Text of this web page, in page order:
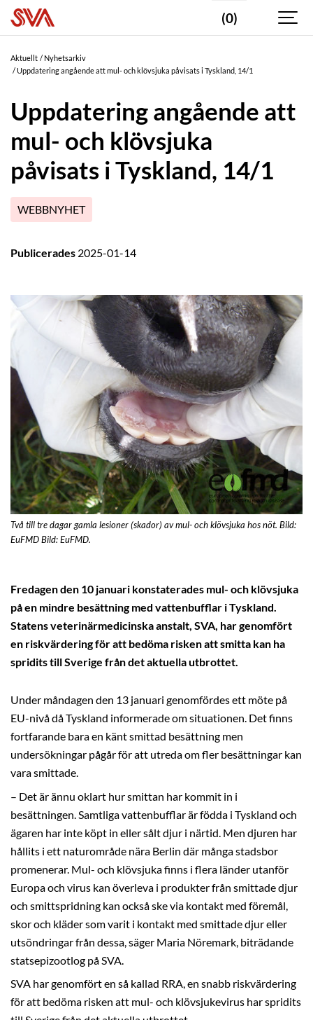
(0)
Aktuellt
Nyhetsarkiv
Uppdatering angående att mul- och klövsjuka påvisats i Tyskland, 14/1
Uppdatering angående att
mul- och klövsjuka
påvisats i Tyskland, 14/1
WEBBNYHET
Publicerades 2025-01-14
Två till tre dagar gamla lesioner (skador) av mul- och klövsjuka hos nöt. Bild:
EuFMD Bild: EuFMD.
Fredagen den 10 januari konstaterades mul- och klövsjuka
på en mindre besättning med vattenbufflar i Tyskland.
Statens veterinärmedicinska anstalt, SVA, har genomfört
en riskvärdering för att bedöma risken att smitta kan ha
spridits till Sverige från det aktuella utbrottet.
Under måndagen den 13 januari genomfördes ett möte på
EU-nivå då Tyskland informerade om situationen. Det finns
fortfarande bara en känt smittad besättning men
undersökningar pågår för att utreda om fler besättningar kan
vara smittade.
– Det är ännu oklart hur smittan har kommit in i
besättningen. Samtliga vattenbufflar är födda i Tyskland och
ägaren har inte köpt in eller sålt djur i närtid. Men djuren har
hållits i ett naturområde nära Berlin där många stadsbor
promenerar. Mul- och klövsjuka finns i flera länder utanför
Europa och virus kan överleva i produkter från smittade djur
och smittspridning kan också ske via kontakt med föremål,
skor och kläder som varit i kontakt med smittade djur eller
utsöndringar från dessa, säger Maria Nöremark, biträdande
statsepizootlog på SVA.
SVA har genomfört en så kallad RRA, en snabb riskvärdering
för att bedöma risken att mul- och klövsjukevirus har spridits